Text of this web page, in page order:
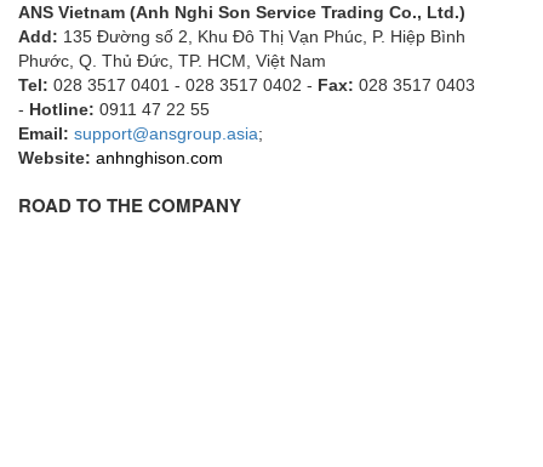
ECONEX
Edward
EES
EGE Elektronik
Eilersen Vietnam
Ekstrom-Carlson
ANS Vietnam (Anh Nghi Son Service Trading Co., Ltd.)
Add: 135 Đường số 2, Khu Đô Thị Vạn Phúc, P. Hiệp Bình
Phước, Q. Thủ Đức, TP. HCM , Việt Nam
Tel: 028 3517 0401 - 028 3517 0402 - Fax: 028 3517 0403
- Hotline: 0911 47 22 55
Email: support@ansgroup.asia;
Website: anhnghison.com
ROAD TO THE COMPANY